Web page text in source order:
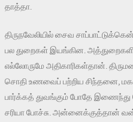
தாத்தா.
திருநவேலியில் சைவ
பல துறைகள் இயங்கின.
எல்லோருமே அதிகாரிகள்தான்.
சொதி உணவைப் பற்றிய சிந்தனை,
பார்க்கத் துவங்கும் போதே
சரியா போச்சு. அன்னைக்குத்தான்